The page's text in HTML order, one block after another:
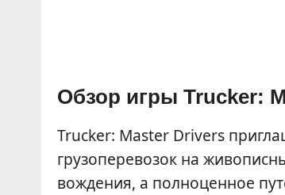
Обзор игры Trucker:
Trucker: Master Drivers
грузоперевозок на
вождения, а полноценное